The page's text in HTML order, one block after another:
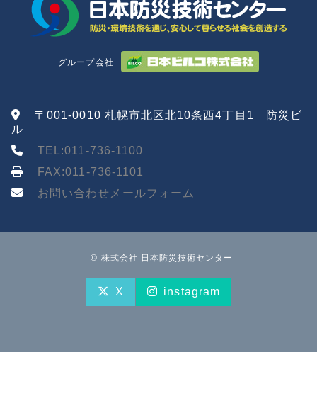
グループ会社
〒001-0010 札幌市北区北10条西4丁目1 防災ビ
ル
TEL:011-736-1100
FAX:011-736-1101
お問い合わせメールフォーム
© 株式会社 日本防災技術センター
X instagram